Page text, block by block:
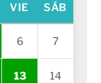
VIE SÁB
6 7
13 14